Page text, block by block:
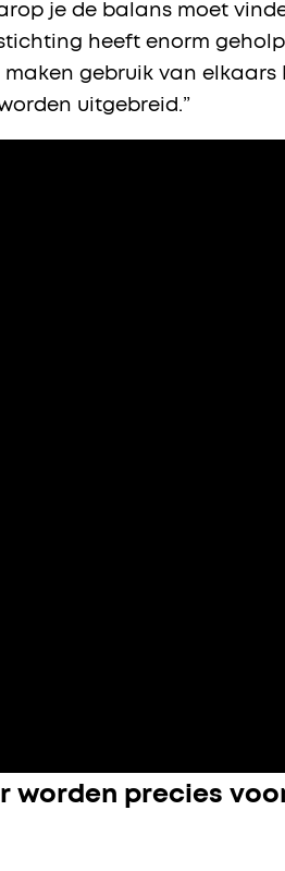
je de balans moet
heeft enorm
gebruik van elkaars
uitgebreid.”
precies